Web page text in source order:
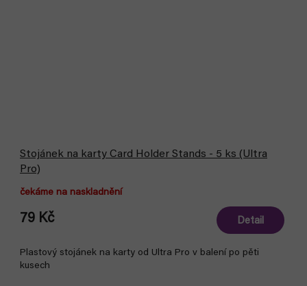
Stojánek na karty Card Holder Stands - 5 ks (Ultra
Pro)
čekáme na naskladnění
79 Kč Detail
Plastový stojánek na karty od Ultra Pro v balení po pěti
kusech